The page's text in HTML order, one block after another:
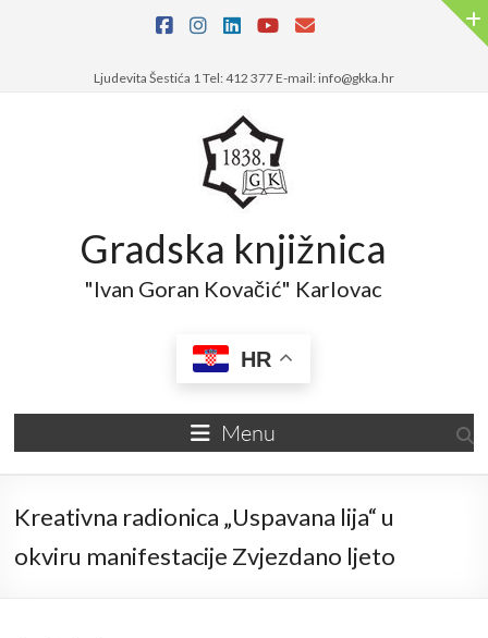
Ljudevita Šestića 1 Tel: 412 377 E-mail: info@gkka.hr
Gradska knjižnica
"Ivan Goran Kovačić" Karlovac
HR
Menu
Kreativna radionica „Uspavana lija“ u
okviru manifestacije Zvjezdano ljeto